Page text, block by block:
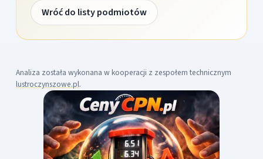
Wróć do listy podmiotów
Analiza została wykonana w kooperacji z zespołem technicznym
lustroczynszowe.pl.